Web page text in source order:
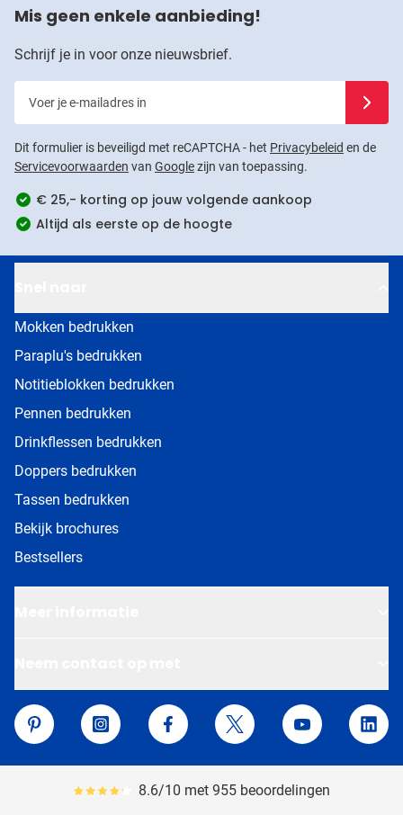
Mis geen enkele aanbieding!
Schrijf je in voor onze nieuwsbrief.
Dit formulier is beveiligd met reCAPTCHA - het Privacybeleid en de
Servicevoorwaarden van Googlezijn van toepassing.
€ 25,- korting op jouw volgende aankoop
Altijd als eerste op de hoogte
Mokken bedrukken
Paraplu's bedrukken
Notitieblokken bedrukken
Pennen bedrukken
Drinkflessen bedrukken
Doppers bedrukken
Tassen bedrukken
Bekijk brochures
Bestsellers
Van Helden Relatiegeschenken
Pinterest
Instagram Facebook Twitter YouTube
Gemiddeld reviewpercentage is 86
8.6/10 met 955 beoordelingen